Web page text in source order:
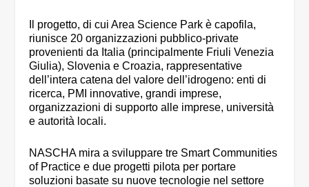
Il progetto, di cui Area Science Park è capofila,
riunisce 20 organizzazioni pubblico-private
provenienti da Italia (principalmente Friuli Venezia
Giulia), Slovenia e Croazia, rappresentative
dell’intera catena del valore dell’idrogeno: enti di
ricerca, PMI innovative, grandi imprese,
organizzazioni di supporto alle imprese, università
e autorità locali.
NASCHA mira a sviluppare tre Smart Communities
of Practice e due progetti pilota per portare
soluzioni basate su nuove tecnologie nel settore